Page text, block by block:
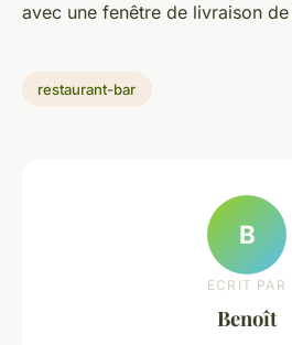
avec une fenêtre de livraison
restaurant-bar
B
ECRIT PAR
Benoît